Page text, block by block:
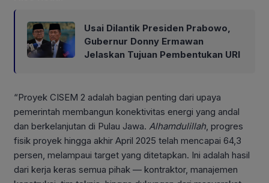
Usai Dilantik Presiden Prabowo,
Gubernur Donny Ermawan
Jelaskan Tujuan Pembentukan URI
“Proyek CISEM 2 adalah bagian penting dari upaya
pemerintah membangun konektivitas energi yang andal
dan berkelanjutan di Pulau Jawa. Alhamdulillah, progres
fisik proyek hingga akhir April 2025 telah mencapai 64,3
persen, melampaui target yang ditetapkan. Ini adalah hasil
dari kerja keras semua pihak — kontraktor, manajemen